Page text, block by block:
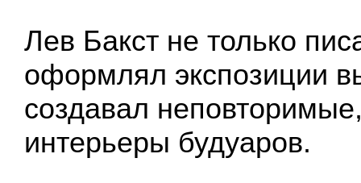
Лев Бакст не только
оформлял экспозиции
создавал
интерьеры будуаров.